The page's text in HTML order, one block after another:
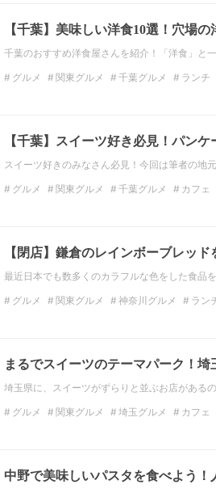
【千葉】美味しい洋食10選！穴場
千葉のおすすめ洋食屋さんを紹介！「洋食」と
グルメ 関東グルメ 千葉グルメ ランチ
【千葉】スイーツ好き必見！パン
スイーツ好きのみなさん必見！今回は筆者の地
グルメ 関東グルメ 千葉グルメ カフェ
【閉店】鎌倉のレインボーブレッ
最近日本でも数多くのカラフルな色をした食品
グルメ 関東グルメ 神奈川グルメ ラン
まるでスイーツのテーマパーク！
埼玉県に、スイーツがずらりと並ぶお店がある
グルメ 関東グルメ 埼玉グルメ カフェ
中野で美味しいパスタを食べよう！